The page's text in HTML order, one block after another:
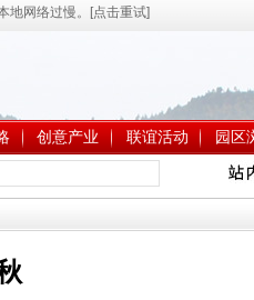
创意产业 联谊活动 园区